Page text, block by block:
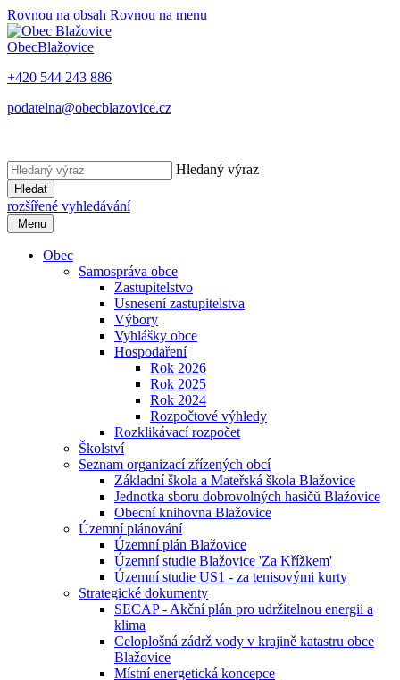
Rovnou na obsah Rovnou na menu
ObecBlažovice
+420 544 243 886
podatelna@obecblazovice.cz
Hledaný výraz
Hledat
rozšířené vyhledávání
Menu
Obec
Samospráva obce
Zastupitelstvo
Usnesení zastupitelstva
Výbory
Vyhlášky obce
Hospodaření
Rok 2026
Rok 2025
Rok 2024
Rozpočtové výhledy
Rozklikávací rozpočet
Školství
Seznam organizací zřízených obcí
Základní škola a Mateřská škola Blažovice
Jednotka sboru dobrovolných hasičů Blažovice
Obecní knihovna Blažovice
Územní plánování
Územní plán Blažovice
Územní studie Blažovice 'Za Křížkem'
Územní studie US1 - za tenisovými kurty
Strategické dokumenty
SECAP - Akční plán pro udržitelnou energii a
klima
Celoplošná zádrž vody v krajině katastru obce
Blažovice
Místní energetická koncepce